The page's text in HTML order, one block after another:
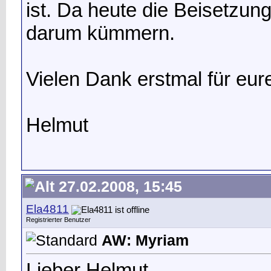
ist. Da heute die
darum kümmern.
Vielen Dank erstmal für
Helmut
27.02.2008, 15:45
Ela4811
Registrierter Benutzer
AW: Myriam